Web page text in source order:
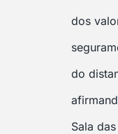
dos
do
Sala